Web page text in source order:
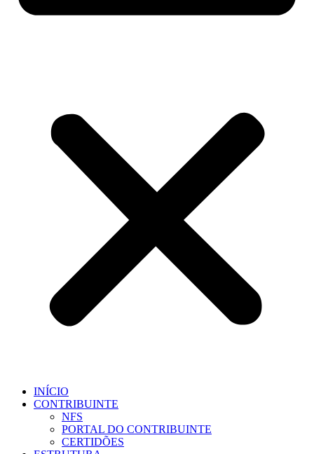
INÍCIO
CONTRIBUINTE
NFS
PORTAL DO CONTRIBUINTE
CERTIDÕES